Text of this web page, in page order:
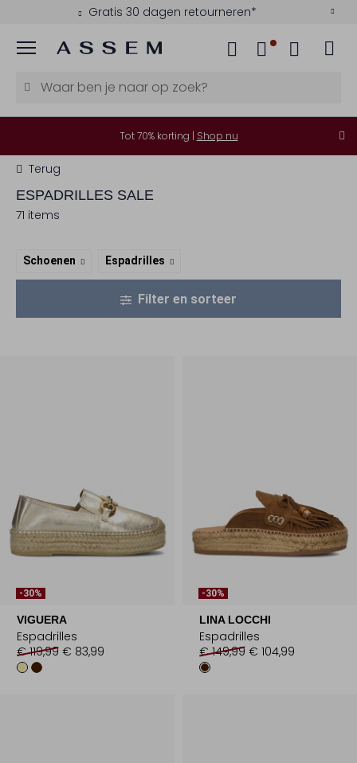
Gratis 30 dagen retourneren*
Menu
Tot 70% korting | Shop nu
Terug
ESPADRILLES SALE
71 items
Schoenen Espadrilles
Filter en sorteer
-30%
VIGUERA
Espadrilles
€ 119,99 € 83,99
-30%
LINA LOCCHI
Espadrilles
€ 149,99 € 104,99